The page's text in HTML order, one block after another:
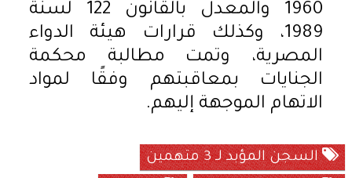
1960 والمعدل بالقانون 122 لسنة
1989، وكذلك قرارات هيئة الدواء
المصرية، وتمت مطالبة محكمة
الجنايات بمعاقبتهم وفقًا لمواد
الاتهام الموجهة إليهم.
السجن المؤبد لـ 3 متهمين